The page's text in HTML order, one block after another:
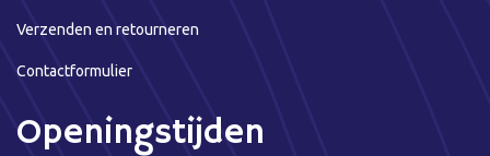
Verzenden en retourneren
Contactformulier
Openingstijden